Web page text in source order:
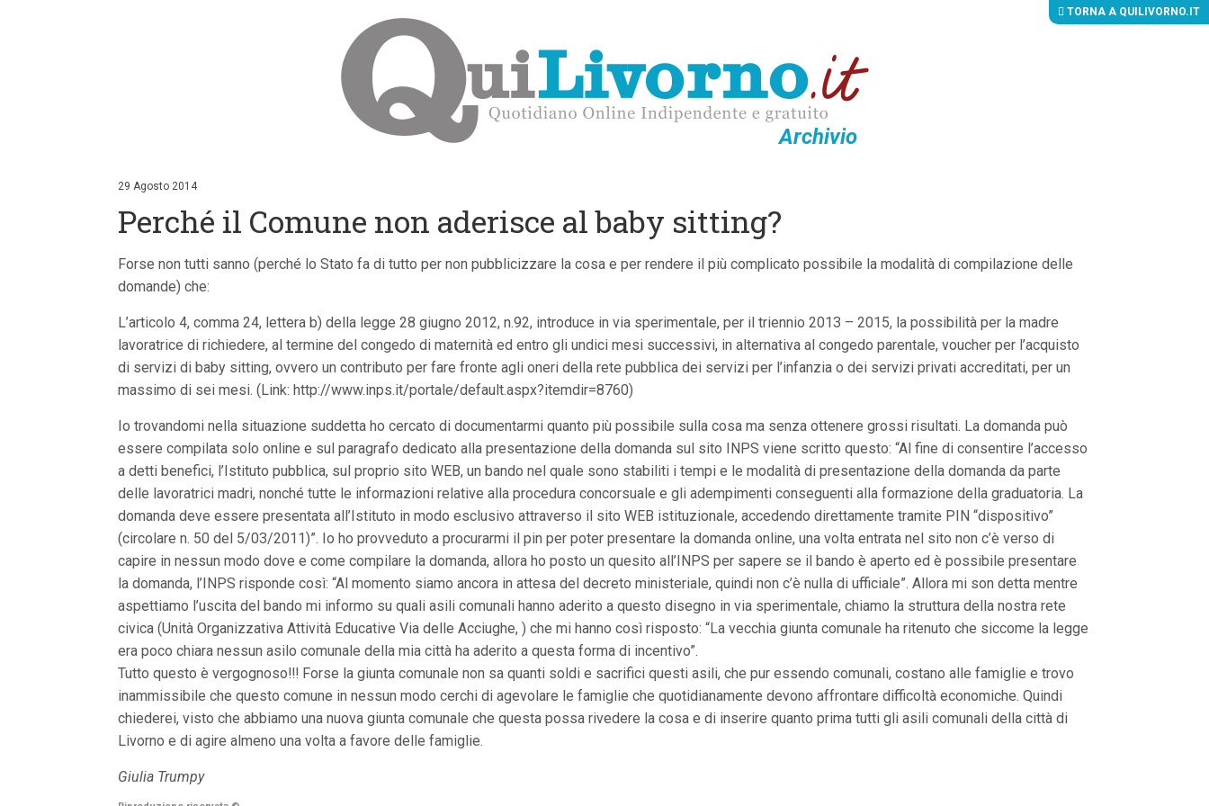
Archivio
i
i
c
n
t
e
u
i
p
i
c
p
a
i
V
a
i
a
l
e
n
P
r
n
c
p
l
TORNA A QUILIVORNO.IT
29 Agosto 2014
Perché il Comune non aderisce al baby sitting?
Forse non tutti sanno (perché lo Stato fa di tutto per non pubblicizzare la cosa e per rendere il più complicato possibile la modalità di compilazione delle
domande) che:
L’articolo 4, comma 24, lettera b) della legge 28 giugno 2012, n.92, introduce in via sperimentale, per il triennio 2013 – 2015, la possibilità per la madre
lavoratrice di richiedere, al termine del congedo di maternità ed entro gli undici mesi successivi, in alternativa al congedo parentale, voucher per l’acquisto
di servizi di baby sitting, ovvero un contributo per fare fronte agli oneri della rete pubblica dei servizi per l’infanzia o dei servizi privati accreditati, per un
massimo di sei mesi. (Link: http://www.inps.it/portale/default.aspx?itemdir=8760)
Io trovandomi nella situazione suddetta ho cercato di documentarmi quanto più possibile sulla cosa ma senza ottenere grossi risultati. La domanda può
essere compilata solo online e sul paragrafo dedicato alla presentazione della domanda sul sito INPS viene scritto questo: “Al fine di consentire l’accesso
a detti benefici, l’Istituto pubblica, sul proprio sito WEB, un bando nel quale sono stabiliti i tempi e le modalità di presentazione della domanda da parte
delle lavoratrici madri, nonché tutte le informazioni relative alla procedura concorsuale e gli adempimenti conseguenti alla formazione della graduatoria. La
domanda deve essere presentata all’Istituto in modo esclusivo attraverso il sito WEB istituzionale, accedendo direttamente tramite PIN “dispositivo”
(circolare n. 50 del 5/03/2011)”. Io ho provveduto a procurarmi il pin per poter presentare la domanda online, una volta entrata nel sito non c’è verso di
capire in nessun modo dove e come compilare la domanda, allora ho posto un quesito all’INPS per sapere se il bando è aperto ed è possibile presentare
la domanda, l’INPS risponde così: “Al momento siamo ancora in attesa del decreto ministeriale, quindi non c’è nulla di ufficiale”. Allora mi son detta mentre
aspettiamo l’uscita del bando mi informo su quali asili comunali hanno aderito a questo disegno in via sperimentale, chiamo la struttura della nostra rete
civica (Unità Organizzativa Attività Educative Via delle Acciughe, ) che mi hanno così risposto: “La vecchia giunta comunale ha ritenuto che siccome la legge
era poco chiara nessun asilo comunale della mia città ha aderito a questa forma di incentivo”.
Tutto questo è vergognoso!!! Forse la giunta comunale non sa quanti soldi e sacrifici questi asili, che pur essendo comunali, costano alle famiglie e trovo
inammissibile che questo comune in nessun modo cerchi di agevolare le famiglie che quotidianamente devono affrontare difficoltà economiche. Quindi
chiederei, visto che abbiamo una nuova giunta comunale che questa possa rivedere la cosa e di inserire quanto prima tutti gli asili comunali della città di
Livorno e di agire almeno una volta a favore delle famiglie.
Giulia Trumpy